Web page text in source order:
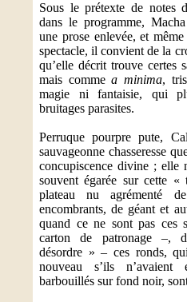
Sous le prétexte de notes
dans le programme,
une prose enlevée, et
spectacle, il convient de la
qu’elle décrit trouve certes
mais commea minima,
magie ni fantaisie, qui
bruitages parasites.
Perruque pourpre pute,
sauvageonne chasseresse
concupiscence divine ; elle
souvent égarée sur cette
plateau nu agrémenté
encombrants, de géant et
quand ce ne sont pas ces
carton de patronage –,
désordre » – ces ronds,
nouveau s’ils n’avaient
barbouillés sur fond noir,